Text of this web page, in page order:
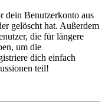
dein Benutzerkonto aus
gelöscht hat. Außerdem
die für längere
um die
dich einfach
teil!